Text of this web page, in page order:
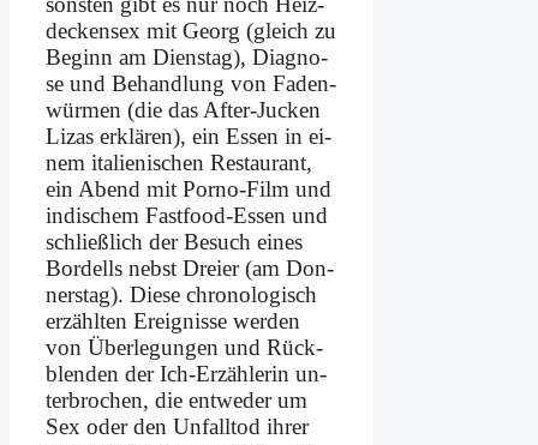
decken­sex mit Ge­org (gleich zu
Be­ginn am Diens­tag), Dia­gno­
se und Be­hand­lung von Fa­den­
wür­men (die das Af­ter-Jucken
Li­zas er­klä­ren), ein Es­sen in ei­
nem ita­lie­ni­schen Re­stau­rant,
ein Abend mit Por­no-Film und
in­di­schem Fast­food-Es­sen und
schließ­lich der Be­such ei­nes
Bor­dells nebst Drei­er (am Don­
ners­tag). Die­se chro­no­lo­gisch
er­zähl­ten Er­eig­nis­se wer­den
von Über­le­gun­gen und Rück­
blenden der Ich-Er­zäh­le­rin un­
ter­bro­chen, die ent­weder um
Sex oder den Un­fall­tod ih­rer